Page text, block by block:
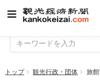
トップ 観光行政・団体 旅